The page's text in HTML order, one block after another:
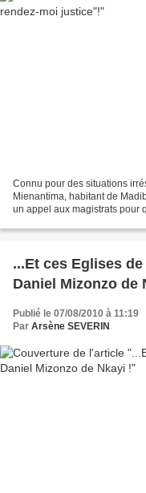
Connu pour des situations
Mienantima, habitant de
un appel aux magistrats pour
...Et ces Eglises
Daniel Mizonzo de
Publié le 07/08/2010 à 11:19
Par Arsène SEVERIN